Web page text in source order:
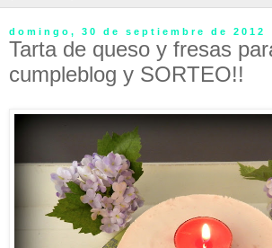
domingo, 30 de septiembre de 2012
Tarta de queso y fresas
cumpleblog y SORTEO!!